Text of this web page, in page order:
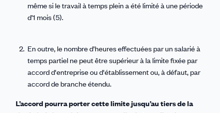
même si le travail à temps plein a été limité à une période
d’1 mois (5).
En outre, le nombre d’heures effectuées par un salarié à
temps partiel ne peut être supérieur à la limite fixée par
accord d'entreprise ou d'établissement ou, à défaut, par
accord de branche étendu.
L’accord pourra porter cette limite jusqu’au tiers de la